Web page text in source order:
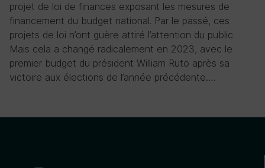
projet de loi de finances exposant les mesures de
financement du budget national. Par le passé, ces
projets de loi n’ont guère attiré l’attention du public.
Mais cela a changé radicalement en 2023, avec le
premier budget du président William Ruto après sa
victoire aux élections de l’année précédente….